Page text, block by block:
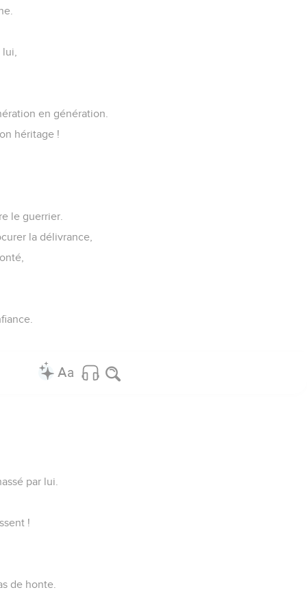
en génération.
héritage !
le guerrier.
la délivrance,
par lui.
!
de honte.